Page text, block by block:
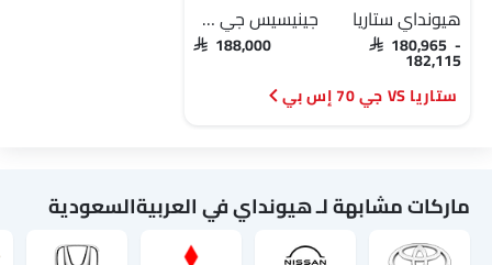
هيونداي ستاريا
SAR 180,965 -
182,115
جينيسيس جي 70 إس بي
SAR 188,000
ستاريا VS جي 70 إس بي
ماركات مشابهة لـ هيونداي في العربيةالسعودية